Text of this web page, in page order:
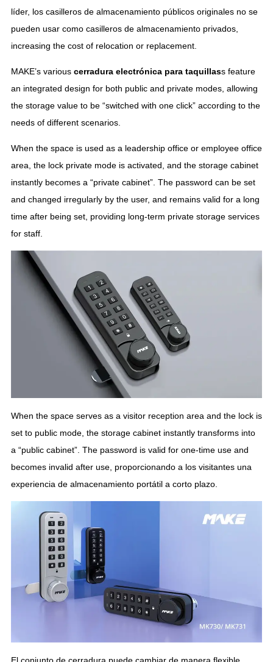
líder, los casilleros de almacenamiento públicos originales no se
pueden usar como casilleros de almacenamiento privados,
increasing the cost of relocation or replacement.
MAKE’s various cerradura electrónica para taquillass feature
an integrated design for both public and private modes, allowing
the storage value to be“switched with one click” according to the
needs of different scenarios.
When the space is used as a leadership office or employee office
area the lock private mode is activated and the storage cabinet
instantly becomes a “private cabinet”. The password can be set
and changed irregularly by the user, and remains valid for a long
time after being set, providing long-term private storage services
for staff.
When the space serves as a visitor reception area and the lock is
set to public mode, the storage cabinet instantly transforms into
a“public cabinet”. The password is valid for one-time use and
becomes invalid after use, proporcionando a los visitantes una
experiencia de almacenamiento portátil a corto plazo.